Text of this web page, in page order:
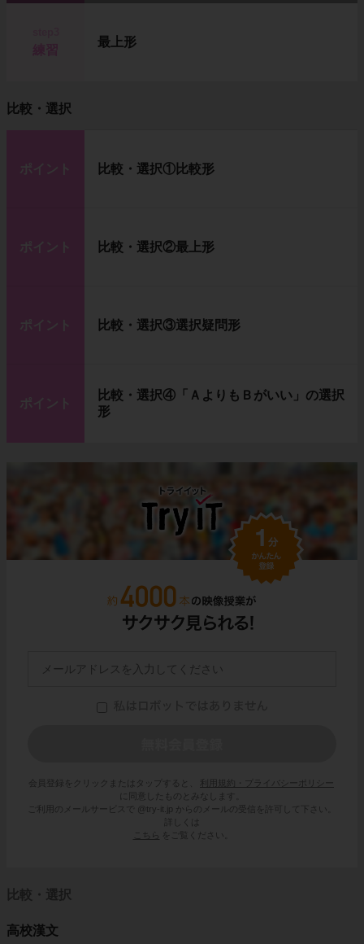
最上形
比較・選択
ポイント 比較・選択①比較形
ポイント 比較・選択②最上形
ポイント 比較・選択③選択疑問形
ポイント
比較・選択④「ＡよりもＢがいい」の選択
形
会員登録をクリックまたはタップすると、
利用規約・プライバシーポリシー
に同意したものとみなします。
ご利用のメールサービスで @try-it.jp からのメールの受信を許可して下さい。
詳しくは
こちら
をご覧ください。
比較・選択
高校漢文